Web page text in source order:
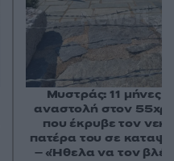
Μυστράς: 11 μήνες
αναστολή στον
που έκρυβε τον
πατέρα του σε
– «Ήθελα να τον